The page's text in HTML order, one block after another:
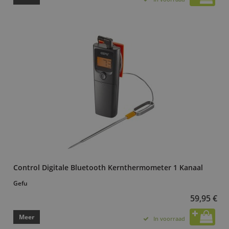
Control Digitale Bluetooth Kernthermometer 1 Kanaal
Gefu
59,95 €
Meer In voorraad